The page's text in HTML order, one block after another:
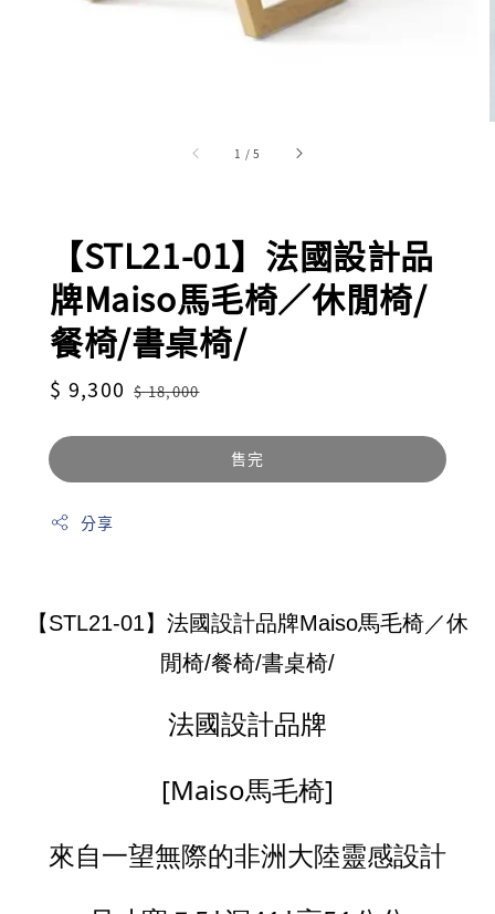
1 /5
【STL21-01】法國設計品
牌Maiso馬毛椅／休閒椅/
餐椅/書桌椅/
Sale
$ 9,300 Regular
$ 18,000
售完
分享
【STL21-01】法國設計品牌Maiso馬毛椅／休
閒椅/餐椅/書桌椅/
法國設計品牌
[Maiso馬毛椅]
來自一望無際的非洲大陸靈感設計